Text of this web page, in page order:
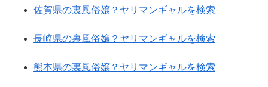
佐賀県の裏風俗嬢？ヤリマンギャルを検索
長崎県の裏風俗嬢？ヤリマンギャルを検索
熊本県の裏風俗嬢？ヤリマンギャルを検索